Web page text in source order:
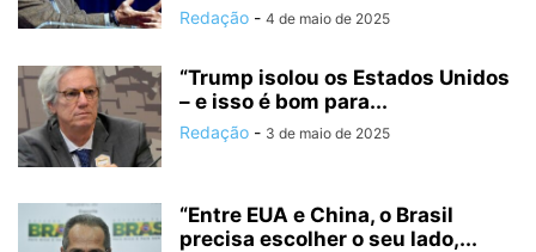
Redação - 4 de maio de 2025
“Trump isolou os Estados Unidos
– e isso é bom para...
Redação - 3 de maio de 2025
“Entre EUA e China, o Brasil
precisa escolher o seu lado,...